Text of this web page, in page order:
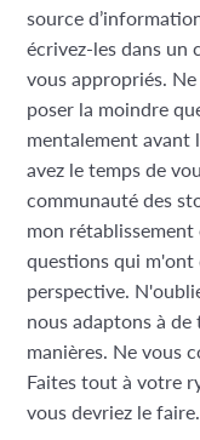
source
écrivez-les dans un
vous appropriés.
poser la moindre
mentalement avant
avez le temps de
communauté des
mon rétablissement
questions qui m'ont
perspective.
nous adaptons à
manières. Ne vous
Faites tout à votre
vous devriez le faire.